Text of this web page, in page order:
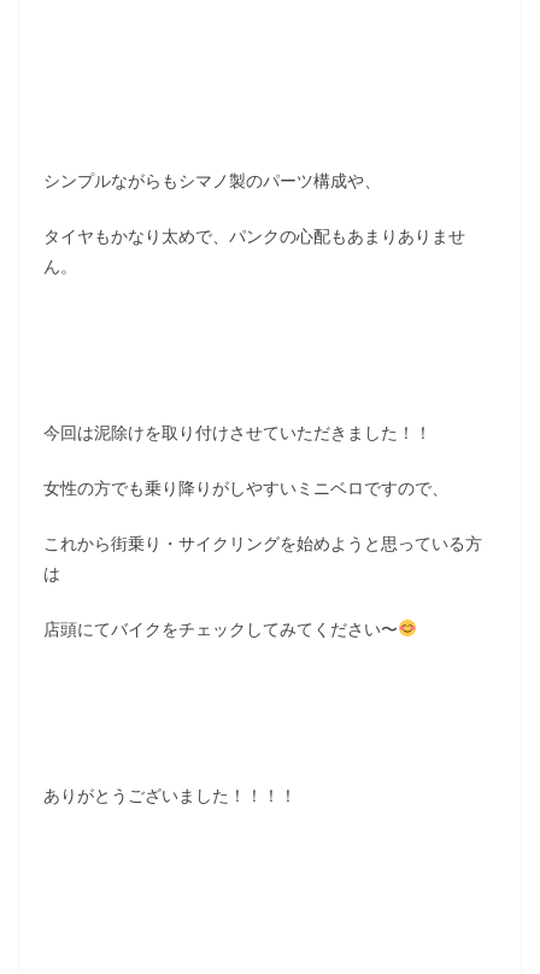
シンプルながらもシマノ製のパーツ構成や、
タイヤもかなり太めで、パンクの心配もあまりありませ
ん。
今回は泥除けを取り付けさせていただきました！！
女性の方でも乗り降りがしやすいミニベロですので、
これから街乗り・サイクリングを始めようと思っている方
は
店頭にてバイクをチェックしてみてください〜
ありがとうございました！！！！